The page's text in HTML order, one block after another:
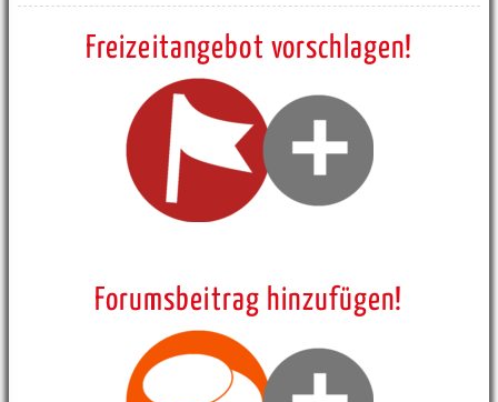
Freizeitangebot vorschlagen!
Forumsbeitrag hinzufügen!